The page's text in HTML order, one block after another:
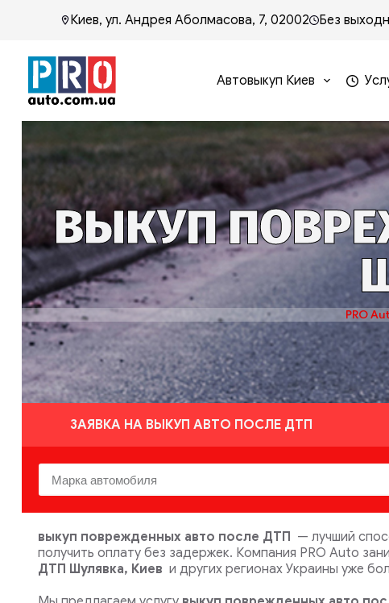
Киев, ул. Андрея Аболмасова, 7, 02002 Без
Автовыкуп Киев
ВЫКУП
PRO
ЗАЯВКА НА ВЫКУП АВТО ПОСЛЕ ДТП
выкуп поврежденных авто после ДТП — лучший
получить оплату без задержек. Компания PRO Auto
ДТП Шулявка, Киев и других регионах Украины уже